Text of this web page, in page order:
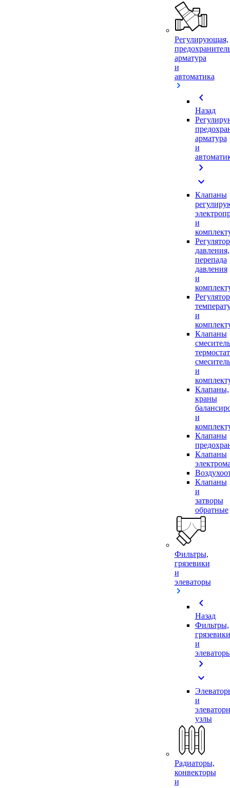
Регулирующая,
арматура
и
автоматика
chevron_left
Назад
арматура
и
chevron_right
expand_more
Клапаны
и
давления,
перепада
давления
и
и
Клапаны
и
Клапаны,
краны
и
Клапаны
Клапаны
Клапаны
и
затворы
обратные
Фильтры,
грязевики
и
элеваторы
chevron_left
Назад
Фильтры,
грязевики
и
chevron_right
expand_more
и
узлы
Радиаторы,
конвекторы
и